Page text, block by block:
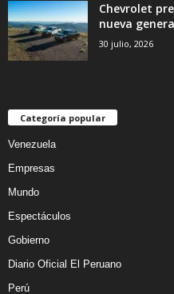
Chevrolet
nueva
30 julio, 2026
Categoría popular
Venezuela
Empresas
Mundo
Espectáculos
Gobierno
Diario Oficial El Peruano
Perú